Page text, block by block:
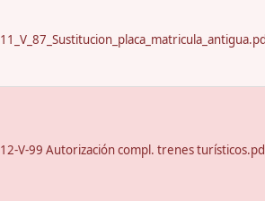
12-V-99 Autorización compl. trenes